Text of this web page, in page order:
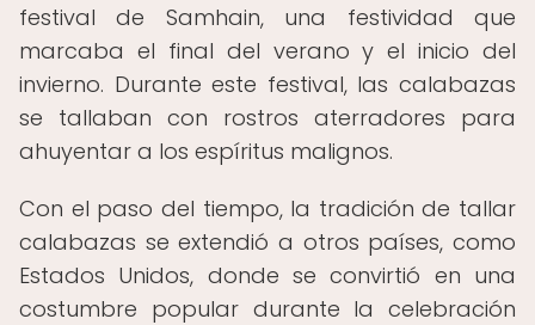
festival de Samhain, una festividad que
marcaba el final del verano y el inicio del
invierno. Durante este festival, las calabazas
se tallaban con rostros aterradores para
ahuyentar a los espíritus malignos.
Con el paso del tiempo, la tradición de tallar
calabazas se extendió a otros países, como
Estados Unidos, donde se convirtió en una
costumbre popular durante la celebración